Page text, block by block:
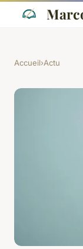
Accueil›Actu